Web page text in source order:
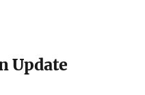
Update